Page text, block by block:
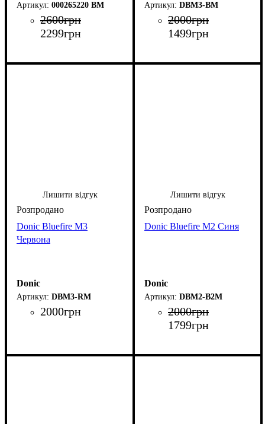
000265220 BM
2600грн
2299грн
DBM3-BM
2000грн
1499грн
Лишити відгук
Donic Bluefire M3
Червона
Donic
DBM3-RM
2000грн
Лишити відгук
Donic Bluefire M2 Синя
Donic
DBM2-B2M
2000грн
1799грн